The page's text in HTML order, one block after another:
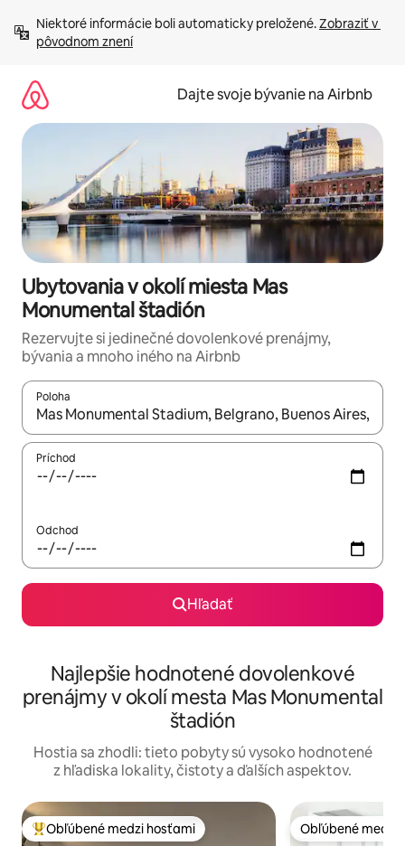
obsah.
Niektoré informácie boli automaticky preložené. Zobraziť v
pôvodnom znení
Dajte svoje bývanie na Airbnb
Ubytovania v okolí miesta Mas
Monumental štadión
Rezervujte si jedinečné dovolenkové prenájmy,
bývania a mnoho iného na Airbnb
Poloha
Keď budú výsledky k dispozícii, môžete si ich prechádzať
Príchod
Odchod
Hľadať
Najlepšie hodnotené dovolenkové
prenájmy v okolí mesta Mas Monumental
štadión
Hostia sa zhodli: tieto pobyty sú vysoko hodnotené
z hľadiska lokality, čistoty a ďalších aspektov.
Najobľúbenejšie medzi hosťami
Obľúbené medzi hosťami Obľúbené medzi
Obľúbené medzi